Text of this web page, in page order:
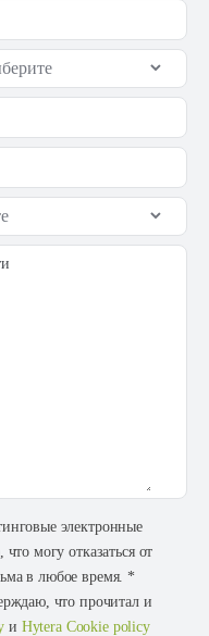
электронные
могу отказаться от
в любое время. *
что прочитал и
и Hytera Cookie policy